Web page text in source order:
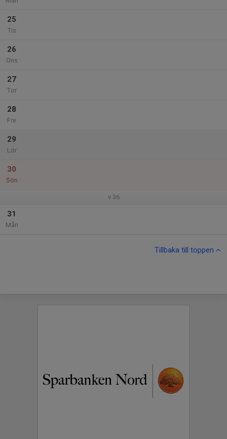
25
Tis
26
Ons
27
Tor
28
Fre
29
Lör
30
Sön
v.36
31
Mån
Tillbaka till toppen